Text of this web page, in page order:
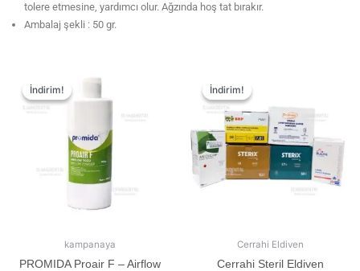
tolere etmesine, yardımcı olur. Ağzında hoş tat bırakır.
Ambalaj şekli : 50 gr.
İndirim!
İndirim!
kampanaya
PROMIDA Proair F – Airflow
İndirim!
İndirim!
Cerrahi Eldiven
Cerrahi Steril Eldiven